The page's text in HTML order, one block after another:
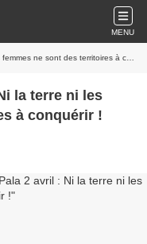
MENU
ne sont des territoires à conquérir !
la terre ni les
à conquérir !